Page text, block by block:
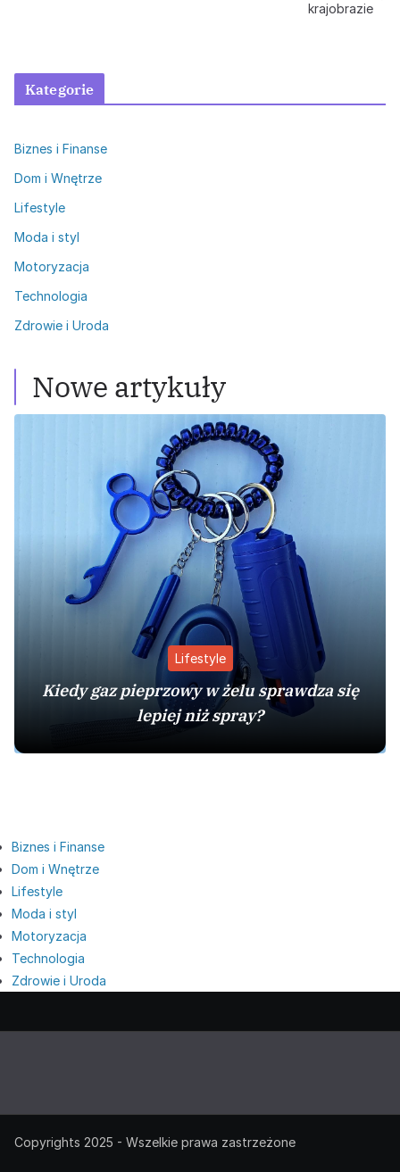
krajobrazie
Kategorie
Biznes i Finanse
Dom i Wnętrze
Lifestyle
Moda i styl
Motoryzacja
Technologia
Zdrowie i Uroda
Nowe artykuły
Lifestyle
Kiedy gaz pieprzowy w żelu sprawdza się
lepiej niż spray?
Biznes i Finanse
Dom i Wnętrze
Lifestyle
Moda i styl
Motoryzacja
Technologia
Zdrowie i Uroda
Copyrights 2025 - Wszelkie prawa zastrzeżone